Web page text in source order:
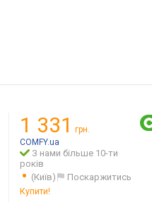
1 331
грн.
COMFY.ua
З нами більше 10-ти
років
(Київ)
Поскаржитись
Купити!